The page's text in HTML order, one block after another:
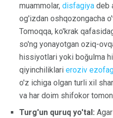
muammolar, disfagiya deb
og'izdan oshqozongacha
Tomoqqa, ko'krak
so'ng yonayotgan oziq-
hissiyotlari yoki boğulma
qiyinchiliklari eroziv
o'z ichiga olgan turli xil
va har doim shifokor
Turg'un quruq yo'tal: